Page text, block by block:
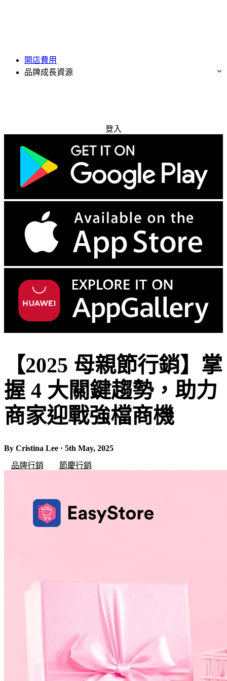
開店費用
品牌成長資源
登入
【2025 母親節行銷】掌
握 4 大關鍵趨勢，助力
商家迎戰強檔商機
By Cristina Lee · 5th May, 2025
品牌行銷
節慶行銷